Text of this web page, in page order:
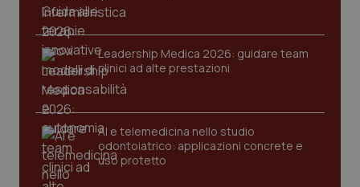
Leadership Medica 2026: guidare team
clinici ad alte prestazioni
AI e telemedicina nello studio
odontoiatrico: applicazioni concrete e
uso protetto
CookieScriptConsent
CookieScript